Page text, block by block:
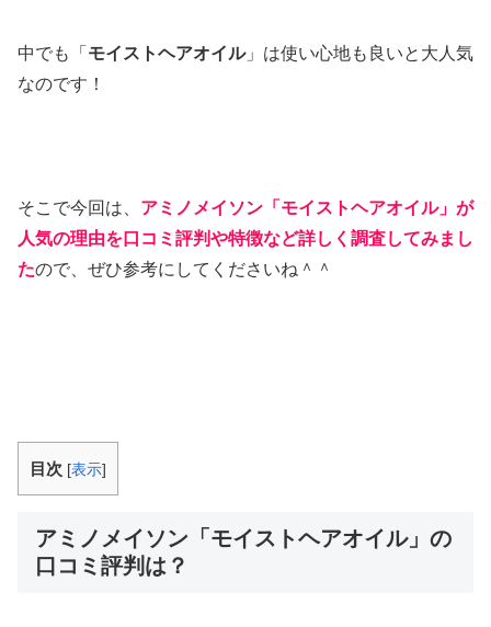
中でも「 モイストヘアオイル」は使い心地も良いと大人気
なのです！
そこで今回は、 アミノメイソン「モイストヘアオイル」が
人気の理由を口コミ評判や特徴など詳しく調査してみまし
たので、ぜひ参考にしてくださいね＾＾
目次 [表示]
アミノメイソン「モイストヘアオイル」の
口コミ評判は？